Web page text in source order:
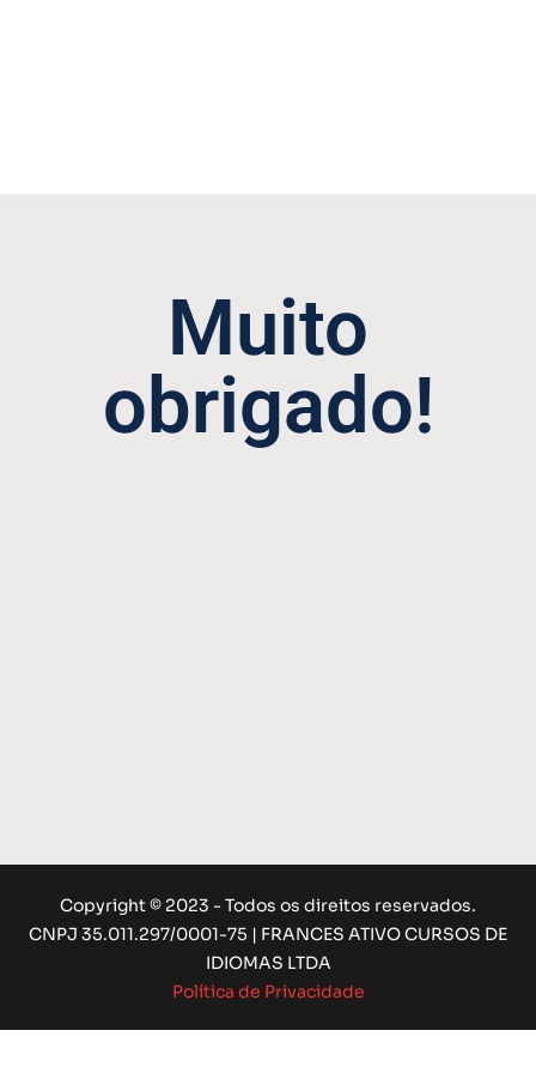
Muito
obrigado!
Copyright © 2023 - Todos os direitos reservados.
CNPJ 35.011.297/0001-75 | FRANCES ATIVO CURSOS DE
IDIOMAS LTDA
Política de Privacidade